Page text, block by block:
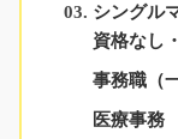
シングル
資格なし
事務職（
医療事務